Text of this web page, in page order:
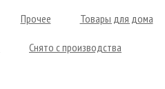
Прочее Товары для дома
Снято с производства